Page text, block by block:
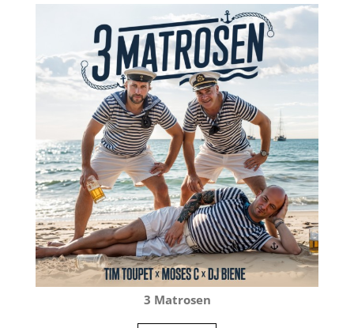
3 Matrosen